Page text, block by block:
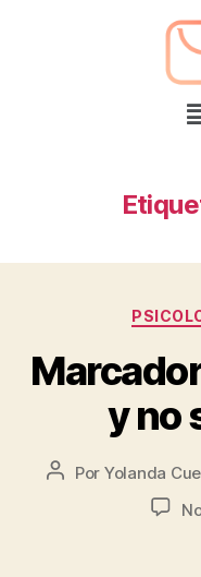
y no
Por Yolanda